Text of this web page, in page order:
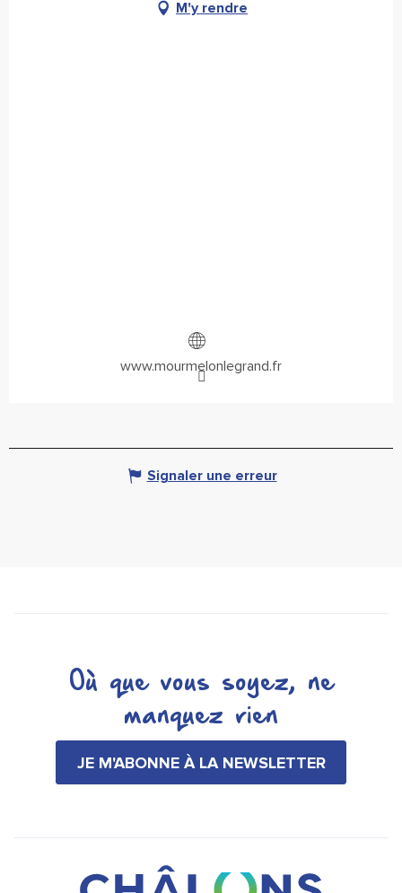
M'y rendre
www.mourmelonlegrand.fr
Signaler une erreur
Où que vous soyez, ne
manquez rien
JE M'ABONNE À LA NEWSLETTER